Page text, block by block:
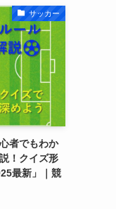
サッカー
者でもわか
！クイズ形
最新」｜競